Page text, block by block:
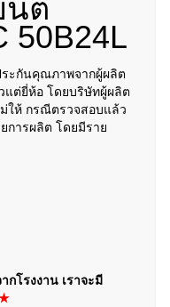
นต์
50B24L
ะกันคุณภาพจากผู้ผลิต
แต่ยี่ห้อ โดยบริษัทผู้ผลิต
ให้ กรณีตรวจสอบแล้ว
การผลิต โดยมีราย
กโรงงาน เราจะมี